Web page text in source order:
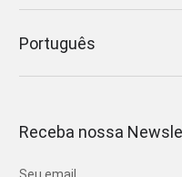
Português
Receba nossa